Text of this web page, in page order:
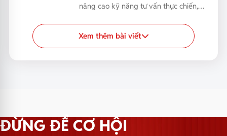
nâng cao kỹ năng tư vấn thực chiến,
Xem thêm bài viết
ĐỪNG ĐỂ CƠ HỘI